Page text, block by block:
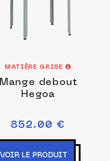
MATIÈRE GRISE
Mange debout
Hegoa
852.00 €
VOIR LE PRODUIT